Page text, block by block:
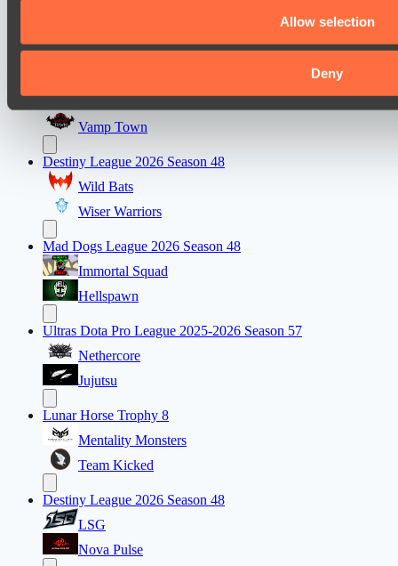
Allow selection
Deny
Team Syntax
Vamp Town
Destiny League 2026 Season 48
Wild Bats
Wiser Warriors
Mad Dogs League 2026 Season 48
Immortal Squad
Hellspawn
Ultras Dota Pro League 2025-2026 Season 57
Nethercore
Jujutsu
Lunar Horse Trophy 8
Mentality Monsters
Team Kicked
Destiny League 2026 Season 48
LSG
Nova Pulse